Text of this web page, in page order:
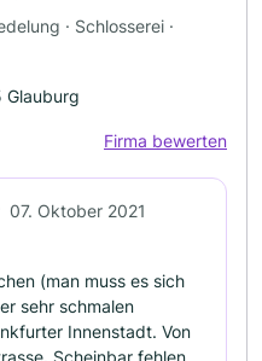
· Schlosserei ·
Firma bewerten
07. Oktober 2021
(man muss es sich
sehr schmalen
Innenstadt. Von
Scheinbar fehlen